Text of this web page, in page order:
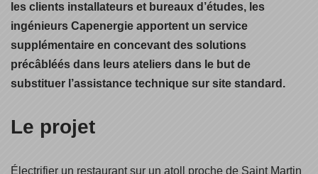
les clients installateurs et bureaux d’études, les
ingénieurs Capenergie apportent un service
supplémentaire en concevant des solutions
précâbléés dans leurs ateliers dans le but de
substituer l’assistance technique sur site standard.
Le projet
Électrifier un restaurant sur un atoll proche de Saint Martin